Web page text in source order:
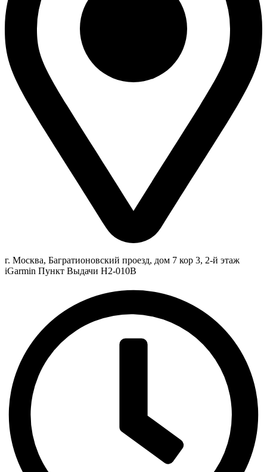
г. Москва, Багратионовский проезд, дом 7 кор 3, 2-й этаж
iGarmin Пункт Выдачи Н2-010В